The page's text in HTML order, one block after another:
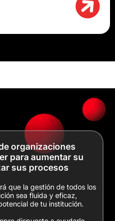
organizaciones
para aumentar su
sus procesos
que la gestión de todos los
sea fluida y eficaz,
de tu institución.